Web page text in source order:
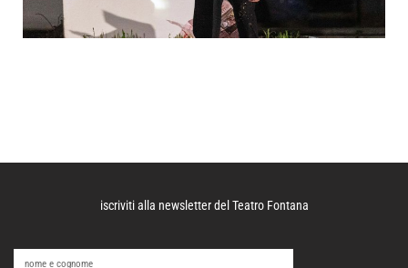
iscriviti alla newsletter del Teatro Fontana